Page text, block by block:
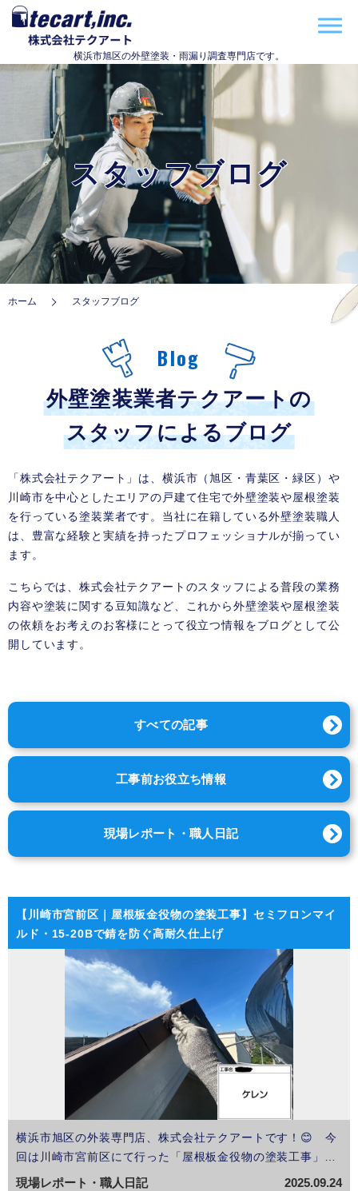
横浜市旭区の外壁塗装・雨漏り調査専門店です。
スタッフブログ
ホーム スタッフブログ
Blog
外壁塗装業者テクアートの
スタッフによるブログ
「株式会社テクアート」は、横浜市（旭区・青葉区・緑区）や
川崎市を中心としたエリアの戸建て住宅で外壁塗装や屋根塗装
を行っている塗装業者です。当社に在籍している外壁塗装職人
は、豊富な経験と実績を持ったプロフェッショナルが揃ってい
ます。
こちらでは、株式会社テクアートのスタッフによる普段の業務
内容や塗装に関する豆知識など、これから外壁塗装や屋根塗装
の依頼をお考えのお客様にとって役立つ情報をブログとして公
開しています。
すべての記事
工事前お役立ち情報
現場レポート・職人日記
【川崎市宮前区｜屋根板金役物の塗装工事】セミフロンマイ
ルド・15-20Bで錆を防ぐ高耐久仕上げ
横浜市旭区の外装専門店、株式会社テクアートです！😊 今
回は川崎市宮前区にて行った「屋根板金役物の塗装工事」に
ついてご紹介します。 屋根全体はシングル葺きで、まだ十
現場レポート・職人日記 2025.09.24